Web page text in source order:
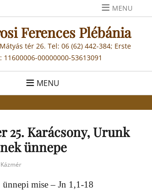
MENU
Ferences Plébánia
tér 26. Tel: 06 (62) 442-384; Erste
11600006-00000000-53613091
MENU
25. Karácsony, Urunk
ünnepe
Kázmér
ünnepi mise – Jn 1,1-18